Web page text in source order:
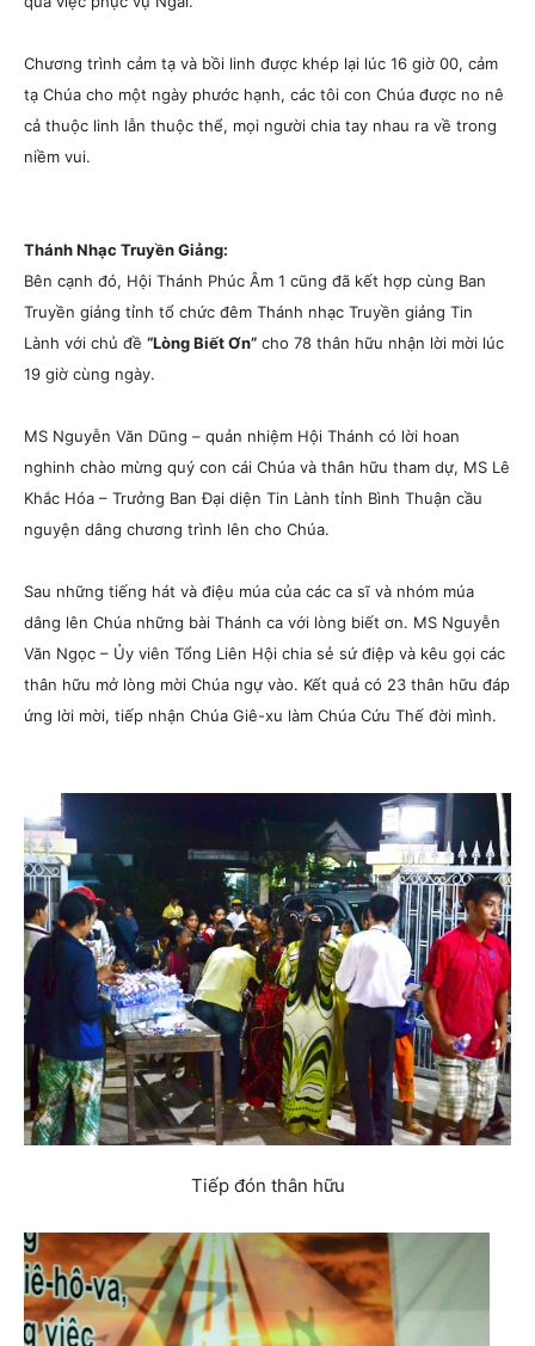
Chương trình cảm tạ và bồi linh được khép lại lúc 16 giờ 00, cảm
tạ Chúa cho một ngày phước hạnh, các tôi con Chúa được no nê
cả thuộc linh lẫn thuộc thể, mọi người chia tay nhau ra về trong
niềm vui.
Thánh Nhạc Truyền Giảng:
Bên cạnh đó, Hội Thánh Phúc Âm 1 cũng đã kết hợp cùng Ban
Truyền giảng tỉnh tổ chức đêm Thánh nhạc Truyền giảng Tin
Lành với chủ đề “Lòng Biết Ơn” cho 78 thân hữu nhận lời mời lúc
19 giờ cùng ngày.
MS Nguyễn Văn Dũng – quản nhiệm Hội Thánh có lời hoan
nghinh chào mừng quý con cái Chúa và thân hữu tham dự, MS Lê
Khắc Hóa – Trưởng Ban Đại diện Tin Lành tỉnh Bình Thuận cầu
nguyện dâng chương trình lên cho Chúa.
Sau những tiếng hát và điệu múa của các ca sĩ và nhóm múa
dâng lên Chúa những bài Thánh ca với lòng biết ơn. MS Nguyễn
Văn Ngọc – Ủy viên Tổng Liên Hội chia sẻ sứ điệp và kêu gọi các
thân hữu mở lòng mời Chúa ngự vào. Kết quả có 23 thân hữu đáp
ứng lời mời, tiếp nhận Chúa Giê-xu làm Chúa Cứu Thế đời mình.
Tiếp đón thân hữu